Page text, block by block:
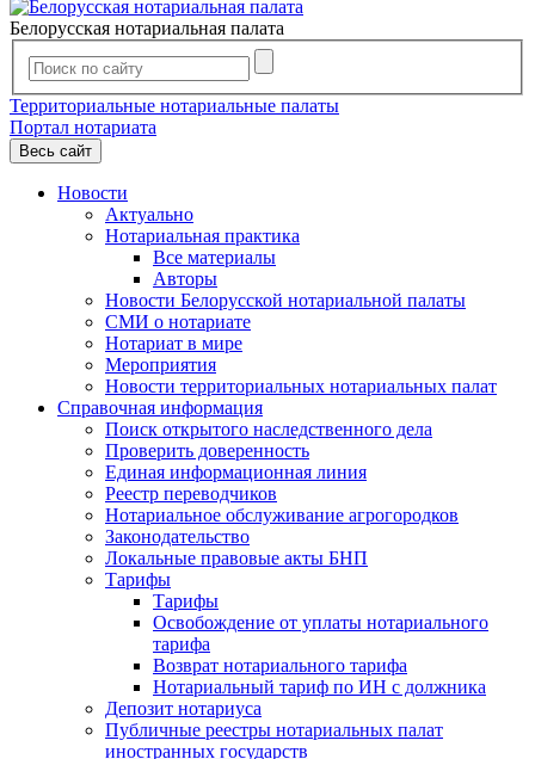
Белорусская нотариальная палата
Территориальные нотариальные палаты
Портал нотариата
Весь сайт
Новости
Актуально
Нотариальная практика
Все материалы
Авторы
Новости Белорусской нотариальной палаты
СМИ о нотариате
Нотариат в мире
Мероприятия
Новости территориальных нотариальных палат
Справочная информация
Поиск открытого наследственного дела
Проверить доверенность
Единая информационная линия
Реестр переводчиков
Нотариальное обслуживание агрогородков
Законодательство
Локальные правовые акты БНП
Тарифы
Тарифы
Освобождение от уплаты нотариального
тарифа
Возврат нотариального тарифа
Нотариальный тариф по ИН с должника
Депозит нотариуса
Публичные реестры нотариальных палат
иностранных государств